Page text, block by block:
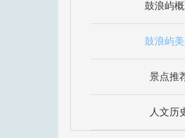
鼓浪屿
鼓浪屿美
景点推
人文历